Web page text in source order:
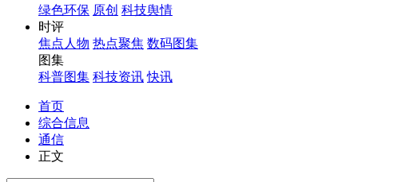
绿色环保 原创 科技舆情
时评
焦点人物 热点聚焦 数码图集
图集
科普图集 科技资讯 快讯
首页
综合信息
通信
正文